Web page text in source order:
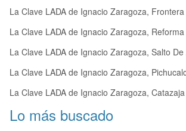
La Clave LADA de Ignacio Zaragoza,
La Clave LADA de Ignacio Zaragoza,
La Clave LADA de Ignacio Zaragoza, Salto
La Clave LADA de Ignacio Zaragoza,
La Clave LADA de Ignacio Zaragoza,
Lo más buscado